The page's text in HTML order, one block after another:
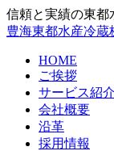
信頼と実績の東都
豊海東都水産冷蔵
HOME
ご挨拶
サービス紹介
会社概要
沿革
採用情報